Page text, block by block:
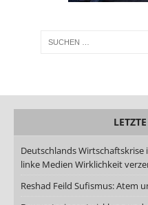
Deutschlands
linke Medien Wirklichkeit
Reshad Feild Sufismus: Atem